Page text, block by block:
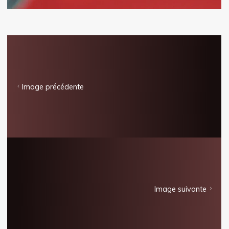
Image précédente
Image suivante